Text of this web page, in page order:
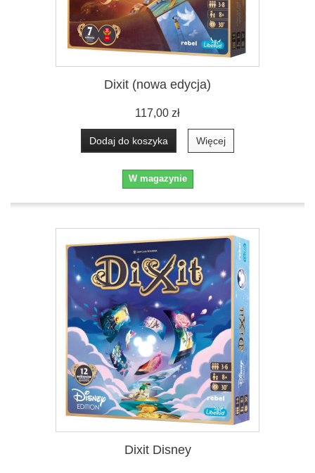
Dixit (nowa edycja)
117,00 zł
Dodaj do koszyka Więcej
W magazynie
Dixit Disney